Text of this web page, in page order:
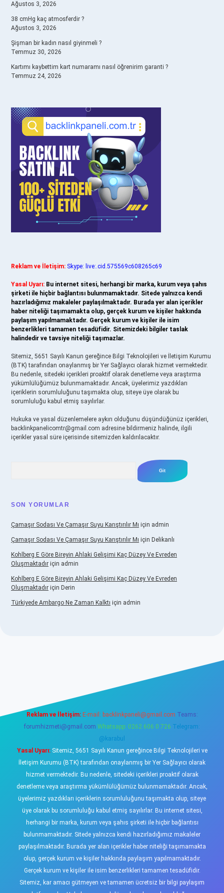
Ağustos 3, 2026
38 cmHg kaç atmosferdir ?
Ağustos 3, 2026
Şişman bir kadın nasıl giyinmeli ?
Temmuz 30, 2026
Kartımı kaybettim kart numaramı nasıl öğrenirim garanti ?
Temmuz 24, 2026
Reklam ve İletişim: Skype: live:.cid.575569c608265c69
Yasal Uyarı: Bu internet sitesi, herhangi bir marka, kurum veya şahıs
şirketi ile hiçbir bağlantısı bulunmamaktadır. Sitede yalnızca kendi
hazırladığımız makaleler paylaşılmaktadır. Burada yer alan içerikler
haber niteliği taşımamakta olup, gerçek kurum ve kişiler hakkında
paylaşım yapılmamaktadır. Gerçek kurum ve kişiler ile isim
benzerlikleri tamamen tesadüfidir. Sitemizdeki bilgiler taslak
halindedir ve tavsiye niteliği taşımazlar.
Sitemiz, 5651 Sayılı Kanun gereğince Bilgi Teknolojileri ve İletişim Kurumu
(BTK) tarafından onaylanmış bir Yer Sağlayıcı olarak hizmet vermektedir.
Bu nedenle, sitedeki içerikleri proaktif olarak denetleme veya araştırma
yükümlülüğümüz bulunmamaktadır. Ancak, üyelerimiz yazdıkları
içeriklerin sorumluluğunu taşımakta olup, siteye üye olarak bu
sorumluluğu kabul etmiş sayılırlar.
Hukuka ve yasal düzenlemelere aykırı olduğunu düşündüğünüz içerikleri,
backlinkpanelicomtr@gmail.com adresine bildirmeniz halinde, ilgili
içerikler yasal süre içerisinde sitemizden kaldırılacaktır.
SON YORUMLAR
Çamaşır Sodası Ve Çamaşır Suyu Karıştırılır Mı için admin
Çamaşır Sodası Ve Çamaşır Suyu Karıştırılır Mı için Delikanlı
Kohlberg E Göre Bireyin Ahlaki Gelişimi Kaç Düzey Ve Evreden
Oluşmaktadır için admin
Kohlberg E Göre Bireyin Ahlaki Gelişimi Kaç Düzey Ve Evreden
Oluşmaktadır için Derin
Türkiyede Ambargo Ne Zaman Kalktı için admin
Reklam ve İletişim: E-mail: backlinkpaneli@gmail.com Teams:
forumhizmeti@gmail.com Whatsapp: 0262 606 0 726 Telegram:
@karabul
Yasal Uyarı:Sitemiz, 5651 Sayılı Kanun gereğince Bilgi Teknolojileri ve
İletişim Kurumu (BTK) tarafından onaylanmış bir Yer Sağlayıcı olarak
hizmet vermektedir. Bu nedenle, sitedeki içerikleri proaktif olarak
denetleme veya araştırma yükümlülüğümüz bulunmamaktadır. Ancak,
üyelerimiz yazdıkları içeriklerin sorumluluğunu taşımakta olup, siteye
üye olarak bu sorumluluğu kabul etmiş sayılırlar. Bu internet sitesi,
herhangi bir marka, kurum veya şahıs şirketi ile hiçbir bağlantısı
bulunmamaktadır. Sitede yalnızca kendi hazırladığımız makaleler
paylaşılmaktadır. Burada yer alan içerikler haber niteliği taşımamakta
olup, gerçek kurum ve kişiler hakkında paylaşım yapılmamaktadır.
Gerçek kurum ve kişiler ile isim benzerlikleri tamamen tesadüfidir.
Sitemiz, kar amacı gütmeyen ve tamamen ücretsiz bir bilgi paylaşım